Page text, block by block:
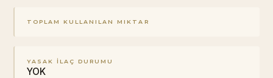
TOPLAM KULLANILAN MIKTAR
YASAK İLAÇ DURUMU
YOK